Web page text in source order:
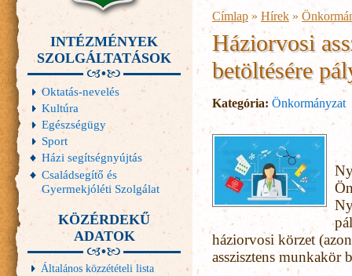
Címlap » Hírek »
Háziorvosi
betöltésére
Kategória: Önkormányzat
háziorvosi körzet
asszisztens munkakör
INTÉZMÉNYEK
SZOLGÁLTATÁSOK
Oktatás-nevelés
Kultúra
Egészségügy
Sport
Házi segítségnyújtás
Családsegítő és
Gyermekjóléti Szolgálat
KÖZÉRDEKŰ
ADATOK
Általános közzétételi lista